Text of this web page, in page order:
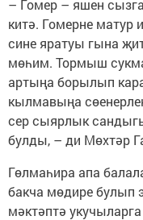
– Гомер – яшен
китә. Гомерне матур
сине яратуы гына
мөһим. Тормыш
артыңа борылып
кылмавыңа
сер сыярлык
булды, – ди Мөхтәр
Гөлмаһира апа
бакча мөдире булып
мәктәптә